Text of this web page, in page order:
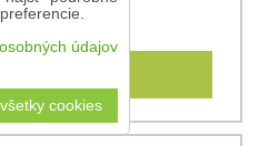
€
údajov
cookies